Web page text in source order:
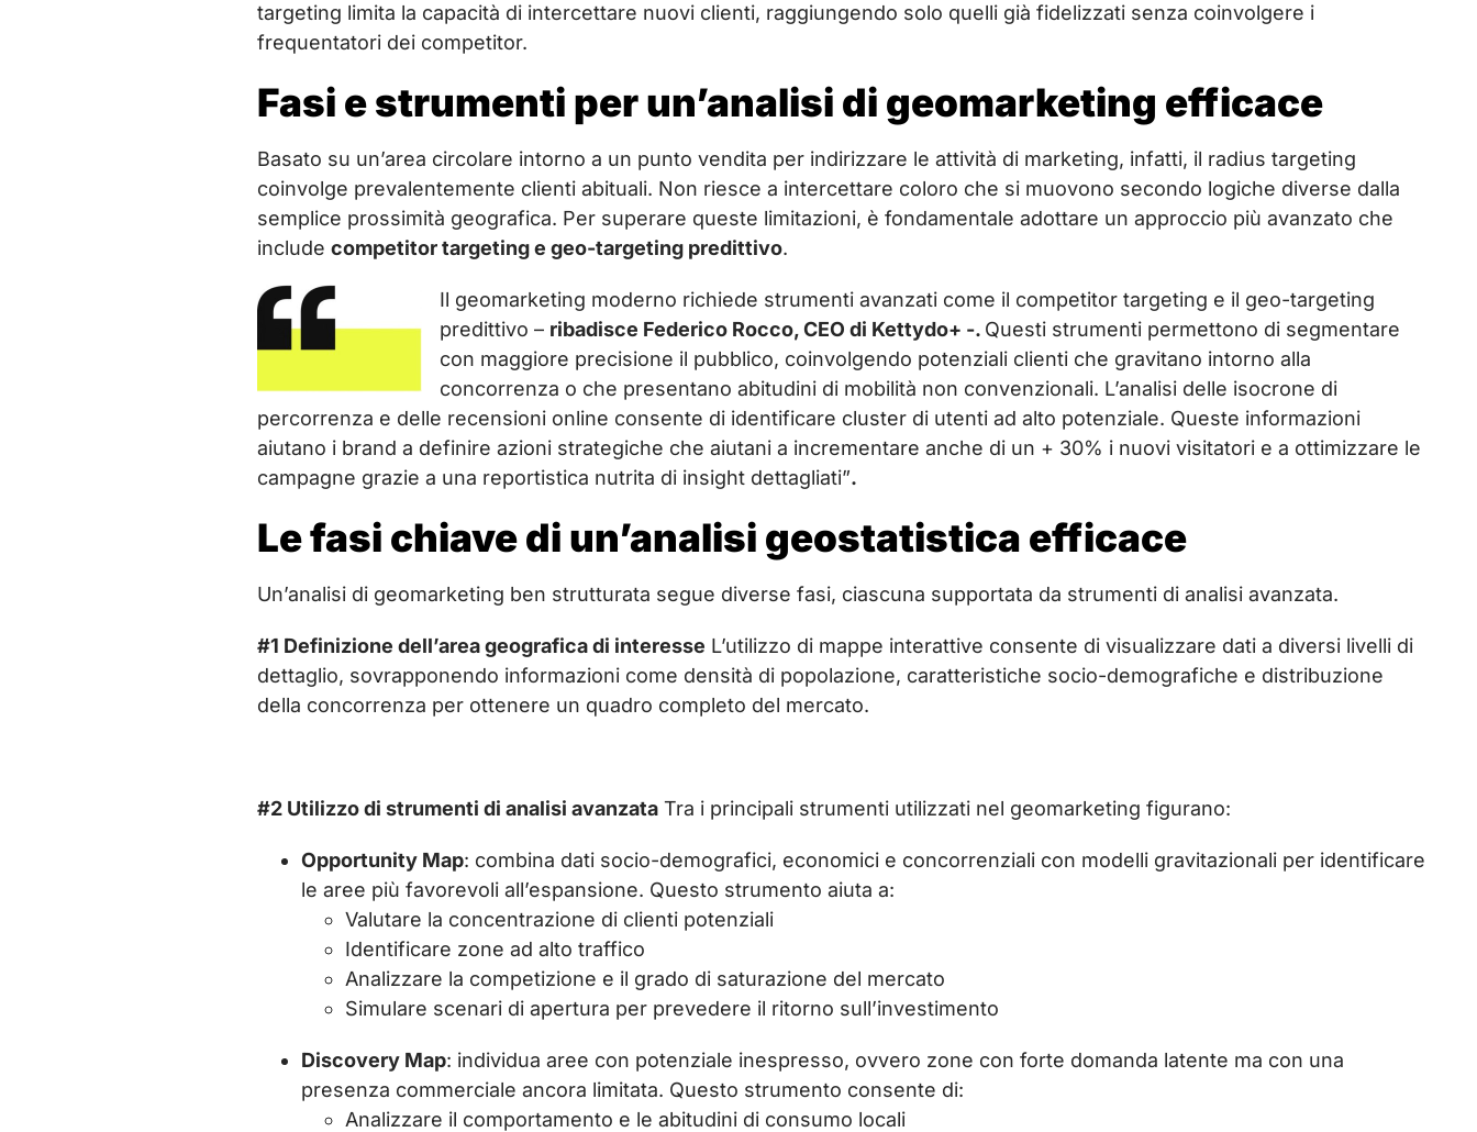
targeting limita la capacità di intercettare nuovi clienti, raggiungendo solo quelli già fidelizzati senza coinvolgere i
frequentatori dei competitor.
Fasi e strumenti per un’analisi di geomarketing efficace
Basato su un’area circolare intorno a un punto vendita per indirizzare le attività di marketing, infatti, il radius targeting
coinvolge prevalentemente clienti abituali. Non riesce a intercettare coloro che si muovono secondo logiche diverse dalla
semplice prossimità geografica. Per superare queste limitazioni, è fondamentale adottare un approccio più avanzato che
includecompetitor targeting e geo-targeting predittivo.
Il geomarketing moderno richiede strumenti avanzati come il competitor targeting e il geo-targeting
predittivo – ribadisce Federico Rocco, CEO di Kettydo+ -. Questi strumenti permettono di segmentare
con maggiore precisione il pubblico, coinvolgendo potenziali clienti che gravitano intorno alla
concorrenza o che presentano abitudini di mobilità non convenzionali. L’analisi delle isocrone di
percorrenza e delle recensioni online consente di identificare cluster di utenti ad alto potenziale. Queste informazioni
aiutano i brand a definire azioni strategiche che aiutani a incrementare anche di un + 30% i nuovi visitatori e a ottimizzare le
campagne grazie a una reportistica nutrita di insight dettagliati”.
Le fasi chiave di un’analisi geostatistica efficace
Un’analisi di geomarketing ben strutturata segue diverse fasi, ciascuna supportata da strumenti di analisi avanzata.
#1 Definizione dell’area geografica di interesse L’utilizzo di mappe interattive consente di visualizzare dati a diversi livelli di
dettaglio, sovrapponendo informazioni come densità di popolazione, caratteristiche socio-demografiche e distribuzione
della concorrenza per ottenere un quadro completo del mercato.
#2 Utilizzo di strumenti di analisi avanzata Tra i principali strumenti utilizzati nel geomarketing figurano:
Opportunity Map: combina dati socio-demografici, economici e concorrenziali con modelli gravitazionali per identificare
le aree più favorevoli all’espansione. Questo strumento aiuta a:
Valutare la concentrazione di clienti potenziali
Identificare zone ad alto traffico
Analizzare la competizione e il grado di saturazione del mercato
Simulare scenari di apertura per prevedere il ritorno sull’investimento
Discovery Map: individua aree con potenziale inespresso, ovvero zone con forte domanda latente ma con una
presenza commerciale ancora limitata. Questo strumento consente di:
Analizzare il comportamento e le abitudini di consumo locali